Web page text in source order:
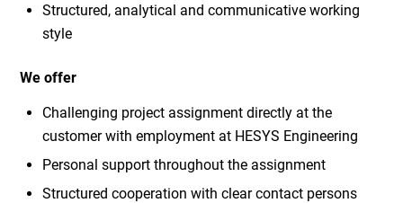
Structured, analytical and communicative working
style
We offer
Challenging project assignment directly at the
customer with employment at HESYS Engineering
Personal support throughout the assignment
Structured cooperation with clear contact persons